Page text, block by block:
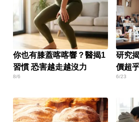
你也有膝蓋喀喀響？醫揭1
習慣 恐害越走越沒力
8/6
研究
價超
恐引發
6/23